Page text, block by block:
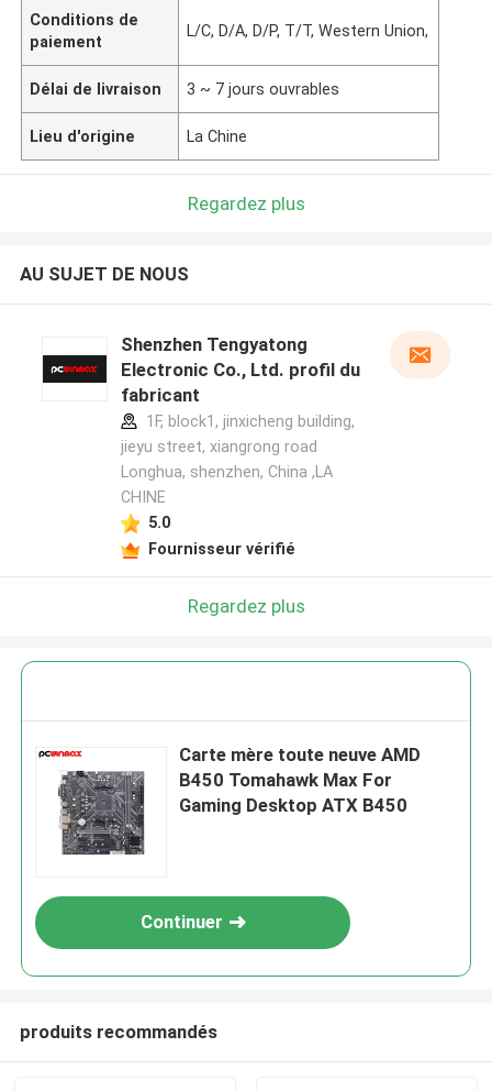
Conditions de
paiement
L/C, D/A, D/P, T/T, Western Union,
Délai de livraison 3 ~ 7 jours ouvrables
Lieu d'origine La Chine
Regardez plus
AU SUJET DE NOUS
Shenzhen Tengyatong
Electronic Co., Ltd. profil du
fabricant
1F, block1, jinxicheng building,
jieyu street, xiangrong road
Longhua, shenzhen, China ,LA
CHINE
5.0
Fournisseur vérifié
Regardez plus
Carte mère toute neuve AMD
B450 Tomahawk Max For
Gaming Desktop ATX B450
Continuer
produits recommandés